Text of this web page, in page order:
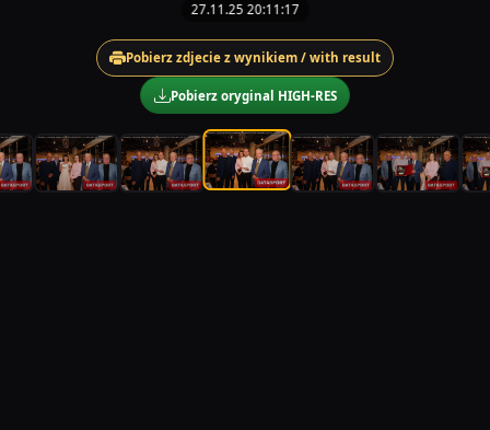
27.11.25 20:11:17
Pobierz zdjecie z wynikiem / with result
Pobierz oryginal HIGH-RES